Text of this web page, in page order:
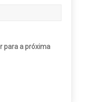
para a próxima